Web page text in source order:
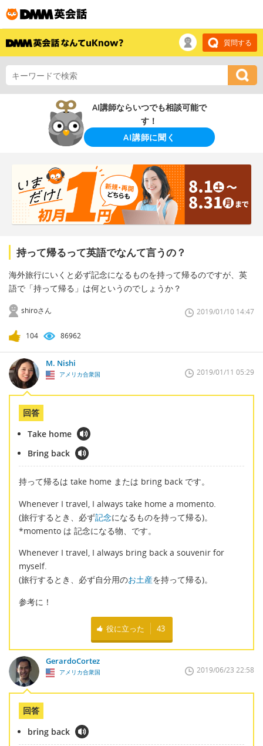
質問する
AI講師ならいつでも相談可能で
す！
AI講師に聞く
持って帰るって英語でなんて言うの？
海外旅行にいくと必ず記念になるものを持って帰るのですが、英
語で「持って帰る」は何というのでしょうか？
shiroさん 2019/01/10 14:47
104 86962
M. Nishi
アメリカ合衆国 2019/01/11 05:29
回答
Take home
Bring back
持って帰るは take home または bring back です。
Whenever I travel, I always take home a momento.
(旅行するとき、必ず記念になるものを持って帰る)。
*momento は 記念になる物、です。
Whenever I travel, I always bring back a souvenir for
myself.
(旅行するとき、必ず自分用のお土産を持って帰る)。
参考に！
役に立った 43
GerardoCortez
アメリカ合衆国 2019/06/23 22:58
回答
bring back